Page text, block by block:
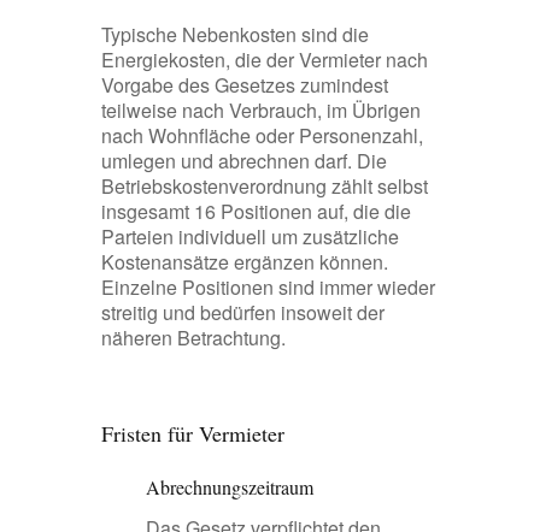
Typische Nebenkosten sind die
Energiekosten, die der Vermieter nach
Vorgabe des Gesetzes zumindest
teilweise nach Verbrauch, im Übrigen
nach Wohnfläche oder Personenzahl,
umlegen und abrechnen darf. Die
Betriebskostenverordnung zählt selbst
insgesamt 16 Positionen auf, die die
Parteien individuell um zusätzliche
Kostenansätze ergänzen können.
Einzelne Positionen sind immer wieder
streitig und bedürfen insoweit der
näheren Betrachtung.
Fristen für Vermieter
Abrechnungszeitraum